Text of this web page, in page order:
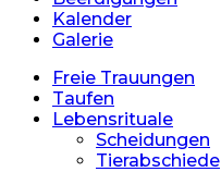
Kalender
Galerie
Freie Trauungen
Taufen
Lebensrituale
Scheidungen
Tierabschiede